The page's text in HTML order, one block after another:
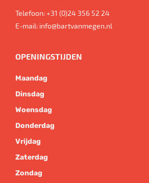
Telefoon:+31 (0)24 356 52 24
E-mail: info@bartvanmegen.nl
OPENINGSTIJDEN
Maandag
Dinsdag
Woensdag
Donderdag
Vrijdag
Zaterdag
Zondag